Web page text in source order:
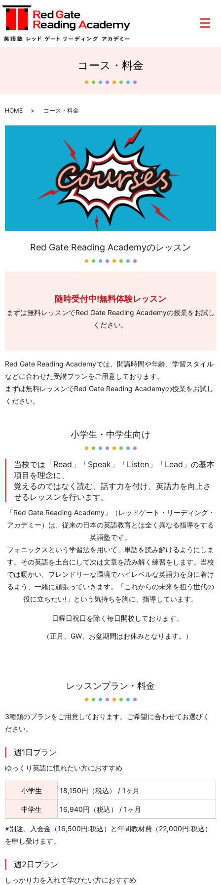
メ
コース・料金
HOME コース・料金
Red Gate Reading Academyのレッスン
随時受付中!無料体験レッスン
まずは無料レッスンでRed Gate Reading Academyの授業をお試し
ください。
Red Gate Reading Academyでは、開講時間や年齢、学習スタイル
などに合わせた受講プランをご用意しております。
まずは無料レッスンでRed Gate Reading Academyの授業をお試し
ください。
小学生・中学生向け
当校では「Read」「Speak」「Listen」「Lead」の基本
項目を理念に、
覚えるのではなく読む、話す力を付け、英語力を向上さ
せるレッスンを行います。
「Red Gate Reading Academy」（レッドゲート・リーディング・
アカデミー）は、従来の日本の英語教育とは全く異なる指導をする
英語塾です。
フォニックスという学習法を用いて、単語を読み解けるようにしま
す。その英語を土台にして次は文章を読み解く練習をします。当校
では暖かい、フレンドリーな環境でハイレベルな英語力を身に着け
るよう、一緒に頑張っていきます。「これからの未来を担う世代の
役に立ちたい!」という気持ちを胸に、指導しています。
日曜日祝日を除く毎日開校しております。
（正月、GW、お盆期間はお休みとなります。）
レッスンプラン・料金
3種類のプランをご用意しております。ご希望に合わせてお選びく
ださい。
週1日プラン
ゆっくり英語に慣れたい方におすすめ
小学生 18,150円（税込） / 1ヶ月
中学生 16,940円（税込） / 1ヶ月
※別途、入会金（16,500円:税込）と年間教材費（22,000円:税込）
を申し受けます。
週2日プラン
しっかり力を入れて学びたい方におすすめ